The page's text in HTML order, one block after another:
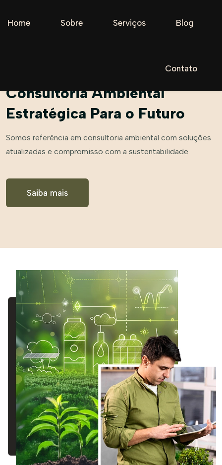
Home Sobre Serviços Blog
Contato
EXCELÊNCIA TÉCNICA E DESENVOLVIMENTO SUSTENTÁVEL
Consultoria Ambiental
Estratégica Para o Futuro
Somos referência em consultoria ambiental com soluções
atualizadas e compromisso com a sustentabilidade.
Saiba mais